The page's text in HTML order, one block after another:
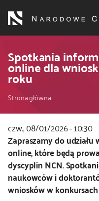
treści
dla wnioskodawców
dla realizujących projekty
dla ekspertów
efekty NCN
współpraca
Spotkania
online dla
roku
Ścieżka
nawigacyjna
Strona główna
czw., 08/01/2026 - 10:30
Kod
CSS
i
JS
Zapraszamy do
online, które będą
dyscyplin NCN.
naukowców i
wniosków w